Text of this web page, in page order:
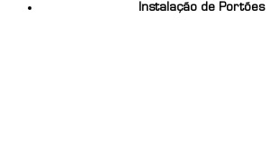
Instalação de Portões